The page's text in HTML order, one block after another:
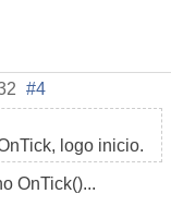
#4
logo inicio.
OnTick()...